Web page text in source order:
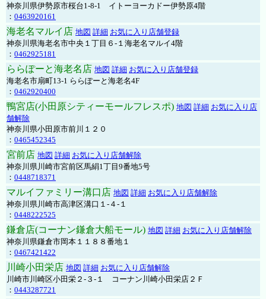
神奈川県伊勢原市桜台1-8-1 イトーヨーカドー伊勢原4階
： 0463920161
海老名マルイ店 地図 詳細 お気に入り店舗登録
神奈川県海老名市中央１丁目６-１海老名マルイ4階
： 0462925181
ららぽーと海老名店 地図 詳細 お気に入り店舗登録
海老名市扇町13-1 ららぽーと海老名4F
： 0462920400
鴨宮店(小田原シティーモールフレスポ) 地図 詳細 お気に入り店
舗解除
神奈川県小田原市前川１２０
： 0465452345
宮前店 地図 詳細 お気に入り店舗解除
神奈川県川崎市宮前区馬絹1丁目9番地5号
： 0448718371
マルイファミリー溝口店 地図 詳細 お気に入り店舗解除
神奈川県川崎市高津区溝口１-４-１
： 0448222525
鎌倉店(コーナン鎌倉大船モール) 地図 詳細 お気に入り店舗解除
神奈川県鎌倉市岡本１１８８番地１
： 0467421422
川崎小田栄店 地図 詳細 お気に入り店舗解除
川崎市川崎区小田栄２‐３‐１ コーナン川崎小田栄店２Ｆ
： 0443287721